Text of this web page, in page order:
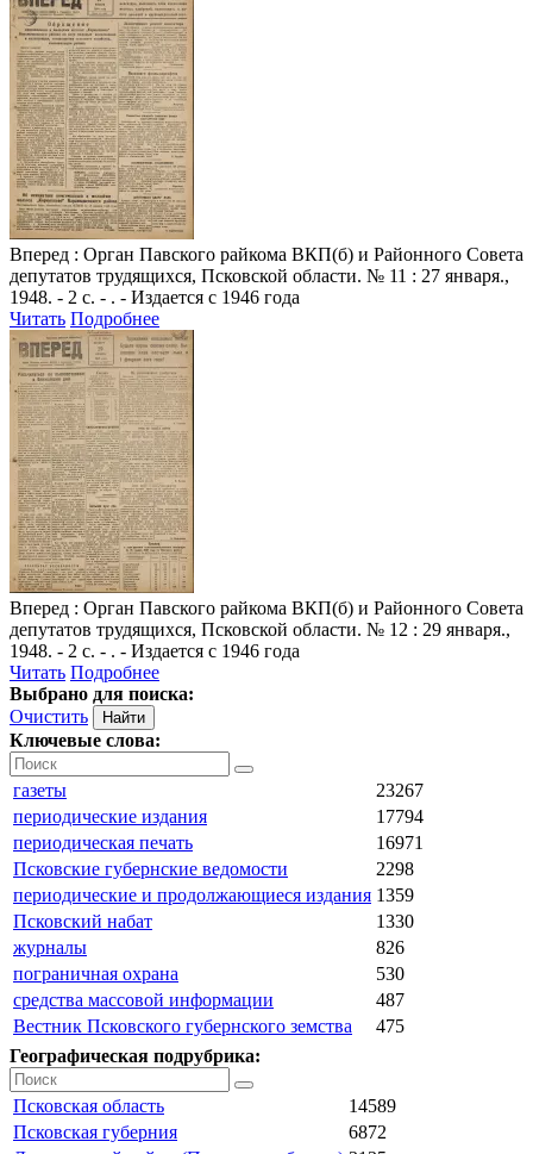
Вперед : Орган Павского райкома ВКП(б) и Районного Совета
депутатов трудящихся, Псковской области. № 11 : 27 января.,
1948. - 2 с. - . - Издается с 1946 года
Читать Подробнее
Вперед : Орган Павского райкома ВКП(б) и Районного Совета
депутатов трудящихся, Псковской области. № 12 : 29 января.,
1948. - 2 с. - . - Издается с 1946 года
Читать Подробнее
Выбрано для поиска:
Очистить
Ключевые слова:
газеты
23267
периодические издания
17794
периодическая печать
16971
Псковские губернские ведомости
2298
периодические и продолжающиеся издания 1359
Псковский набат
1330
журналы
826
пограничная охрана
530
средства массовой информации
487
Вестник Псковского губернского земства
475
Географическая подрубрика:
Псковская область
14589
Псковская губерния
6872